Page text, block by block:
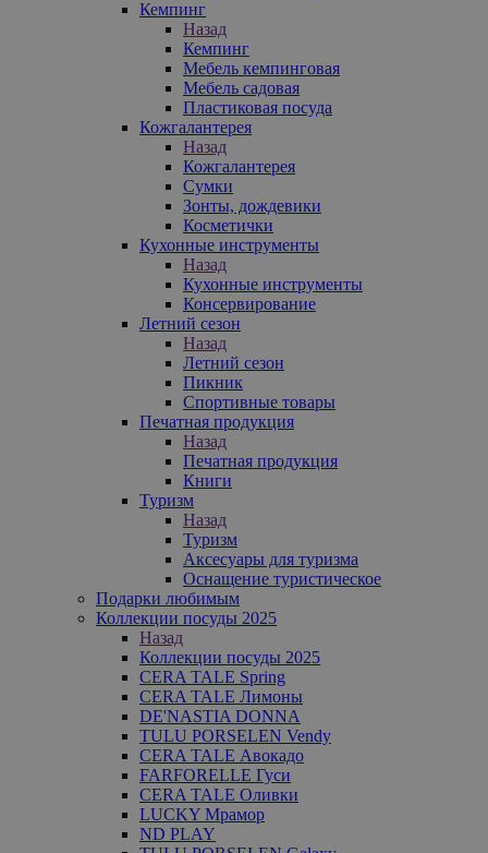
Кемпинг
Назад
Кемпинг
Мебель кемпинговая
Мебель садовая
Пластиковая посуда
Кожгалантерея
Назад
Кожгалантерея
Сумки
Зонты, дождевики
Косметички
Кухонные инструменты
Назад
Кухонные инструменты
Консервирование
Летний сезон
Назад
Летний сезон
Пикник
Спортивные товары
Печатная продукция
Назад
Печатная продукция
Книги
Туризм
Назад
Туризм
Аксесуары для туризма
Оснащение туристическое
Подарки любимым
Коллекции посуды 2025
Назад
Коллекции посуды 2025
CERA TALE Spring
CERA TALE Лимоны
DE'NASTIA DONNA
TULU PORSELEN Vendy
CERA TALE Авокадо
FARFORELLE Гуси
CERA TALE Оливки
LUCKY Мрамор
ND PLAY